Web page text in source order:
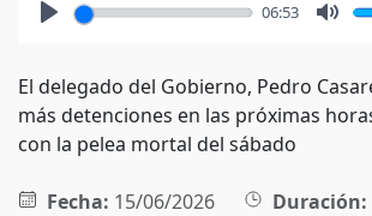
06:53
El delegado del Gobierno, Pedro
más detenciones en las próximas
con la pelea mortal del sábado
Fecha: 15/06/2026 Duración: